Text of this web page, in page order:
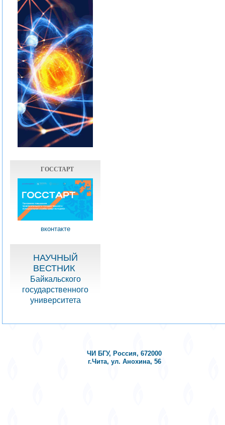
ГОССТАРТ
вконтакте
НАУЧНЫЙ
ВЕСТНИК
Байкальского
государственного
университета
ЧИ БГУ, Россия, 672000
г.Чита, ул. Анохина, 56